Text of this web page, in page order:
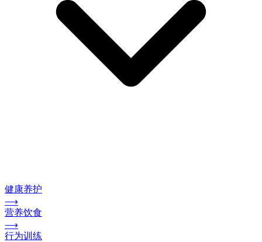
健康养护
⟶
营养饮食
⟶
行为训练